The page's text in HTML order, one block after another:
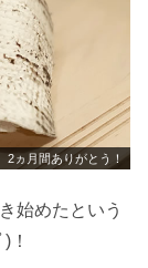
2ヵ月間ありがとう！
始めたという
！